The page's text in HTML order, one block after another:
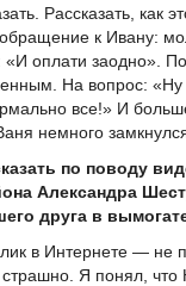
Рассказать, как
к Ивану:
оплати заодно».
На вопрос:
все!» И
немного
по поводу
Александра
друга в
в Интернете — не
Я понял, что